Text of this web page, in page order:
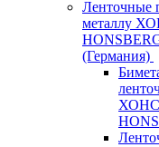
Ленточные
металлу
(Германия)